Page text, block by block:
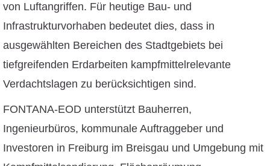
von Luftangriffen. Für heutige Bau- und
Infrastrukturvorhaben bedeutet dies, dass in
ausgewählten Bereichen des Stadtgebiets bei
tiefgreifenden Erdarbeiten kampfmittelrelevante
Verdachtslagen zu berücksichtigen sind.
FONTANA-EOD unterstützt Bauherren,
Ingenieurbüros, kommunale Auftraggeber und
Investoren in Freiburg im Breisgau und Umgebung mit